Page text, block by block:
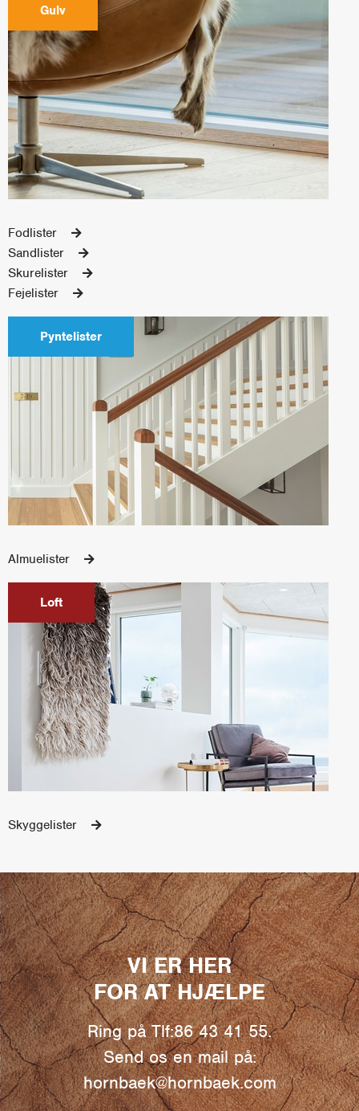
Gulv
Fodlister
Sandlister
Skurelister
Fejelister
Pyntelister
Almuelister
Loft
Skyggelister
VI ER HER
FOR AT HJÆLPE
Ring på Tlf:86 43 41 55.
Send os en mail på:
hornbaek@hornbaek.com